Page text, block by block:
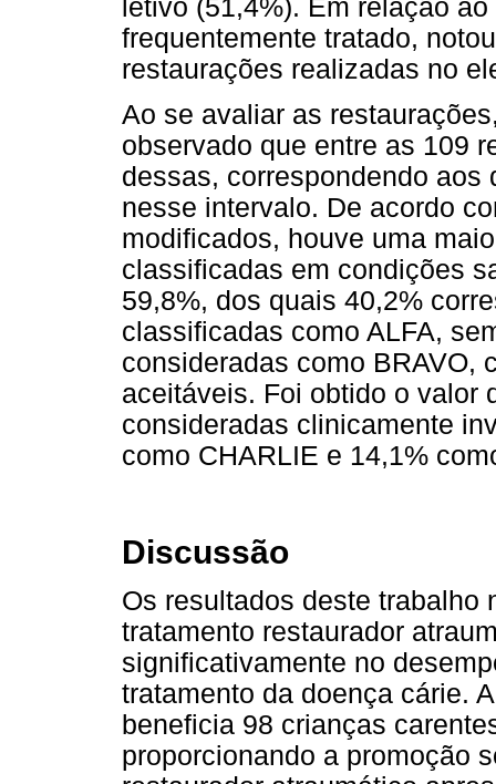
letivo (51,4%). Em relação
frequentemente tratado,
restaurações realizadas no
Ao se avaliar as
observado que entre as 109
dessas, correspondendo
nesse intervalo. De acordo
modificados, houve uma
classificadas em condições
59,8%, dos quais 40,2%
classificadas como ALFA,
consideradas como BRAVO,
aceitáveis. Foi obtido o valor
consideradas clinicamente
como CHARLIE e 14,1%
Discussão
Os resultados deste trabalho
tratamento restaurador
significativamente no
tratamento da doença cárie.
beneficia 98 crianças
proporcionando a promoção